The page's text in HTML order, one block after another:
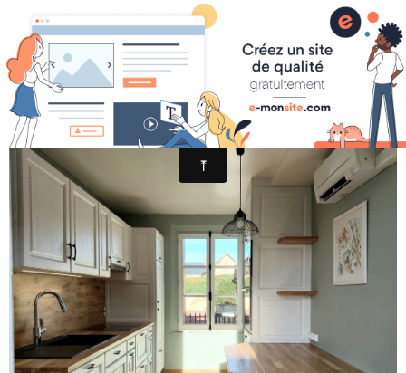
lapassiondubois.info
20240126 112007